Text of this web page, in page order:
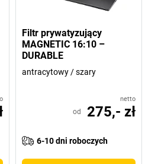
Filtr prywatyzujący
MAGNETIC 16:10 –
DURABLE
antracytowy / szary
netto
od 275,- zł
6-10 dni roboczych